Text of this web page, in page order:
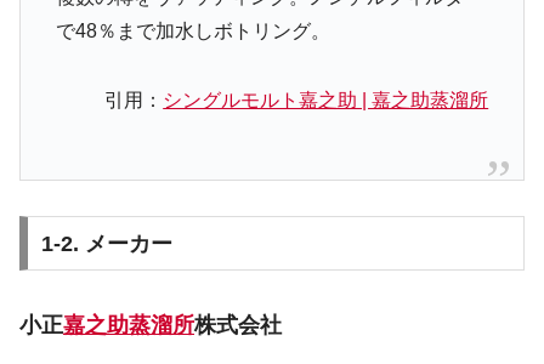
で48％まで加水しボトリング。
引用： シングルモルト嘉之助 | 嘉之助蒸溜所
1-2. メーカー
小正嘉之助蒸溜所株式会社